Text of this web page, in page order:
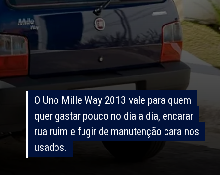
O Uno Mille Way 2013 vale para quem
quer gastar pouco no dia a dia, encarar
rua ruim e fugir de manutenção cara nos
usados.
O Uno Mille Way 2013 vale para quem
quer gastar pouco no dia a dia, encarar
rua ruim e fugir de manutenção cara nos
usados.